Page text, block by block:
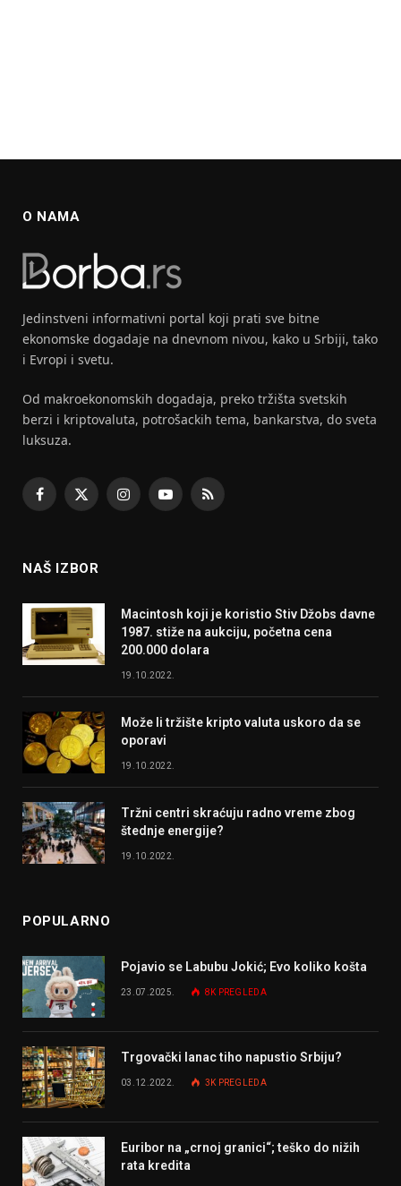
O NAMA
Jedinstveni informativni portal koji prati sve bitne
ekonomske dogadaje na dnevnom nivou, kako u Srbiji, tako
i Evropi i svetu.
Od makroekonomskih dogadaja, preko tržišta svetskih
berzi i kriptovaluta, potrošackih tema, bankarstva, do sveta
luksuza.
Facebook
X
InstagramYouTubeRSS
NAŠ IZBOR
Macintosh koji je koristio Stiv Džobs davne
1987. stiže na aukciju, početna cena
200.000 dolara
19.10.2022.
Može li tržište kripto valuta uskoro da se
oporavi
19.10.2022.
Tržni centri skraćuju radno vreme zbog
štednje energije?
19.10.2022.
POPULARNO
Pojavio se Labubu Jokić; Evo koliko košta
23.07.2025. 8K PREGLEDA
Trgovački lanac tiho napustio Srbiju?
03.12.2022. 3K PREGLEDA
Euribor na „crnoj granici“; teško do nižih
rata kredita